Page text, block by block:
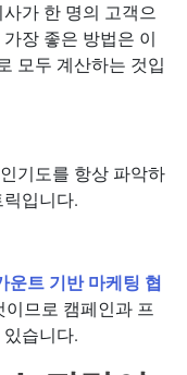
가 한 명의 고객으
장 좋은 방법은 이
모두 계산하는 것입
기도를 항상 파악하
입니다.
운트 기반 마케팅 협
므로 캠페인과 프
습니다.